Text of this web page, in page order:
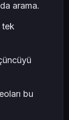
arama.
tek
bu